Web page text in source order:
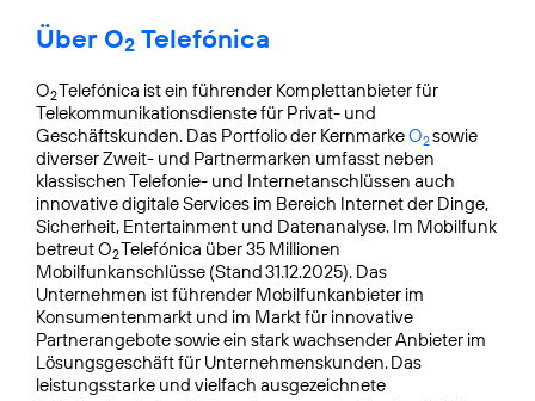
Über O2 Telefónica
O2Telefónica ist ein führender Komplettanbieter für
Telekommunikationsdienste für Privat- und
Geschäftskunden. Das Portfolio der KernmarkeO2sowie
diverser Zweit- und Partnermarken umfasst neben
klassischen Telefonie- und Internetanschlüssen auch
innovative digitale Services im Bereich Internet der Dinge,
Sicherheit, Entertainment und Datenanalyse. Im Mobilfunk
betreut O2Telefónica über 35 Millionen
Mobilfunkanschlüsse (Stand 31.12.2025). Das
Unternehmen ist führender Mobilfunkanbieter im
Konsumentenmarkt und im Markt für innovative
Partnerangebote sowie ein stark wachsender Anbieter im
Lösungsgeschäft für Unternehmenskunden. Das
leistungsstarke und vielfach ausgezeichnete